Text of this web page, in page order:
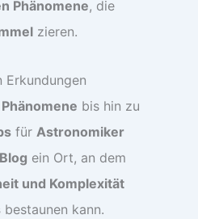
Phänomene, die
zieren.
Erkundungen
bis hin zu
für Astronomiker
ein Ort, an dem
und Komplexität
bestaunen kann.